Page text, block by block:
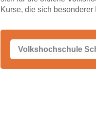
Stellenangebote
Alternativen zum
Kurse, die sich